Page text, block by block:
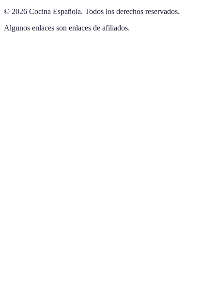
© 2026 Cocina Española. Todos los derechos reservados.
Algunos enlaces son enlaces de afiliados.